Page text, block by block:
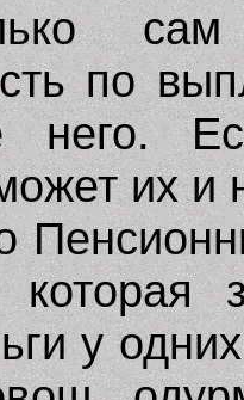
по
него.
их и
которая
у